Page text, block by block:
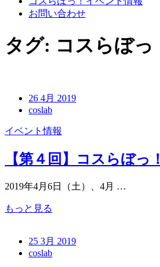
お問い合わせ
タグ: コスらぼっ
26 4月 2019
coslab
イベント情報
【第４回】コスらぼっ
2019年4月6日（土）、4月 …
もっと見る
25 3月 2019
coslab